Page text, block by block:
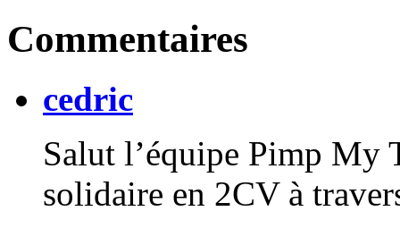
Commentaires
cedric
Salut l’équipe Pimp My
solidaire en 2CV à